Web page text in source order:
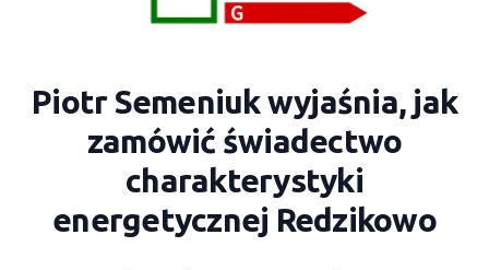
Piotr Semeniuk wyjaśnia, jak
zamówić świadectwo
charakterystyki
energetycznej Redzikowo